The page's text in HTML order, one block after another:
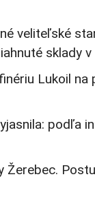
veliteľské
sklady
Lukoil
podľa